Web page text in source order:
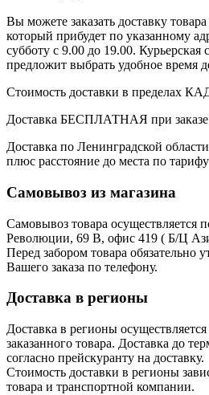
Вы можете заказать доставку
который прибудет по указанному
субботу с 9.00 до 19.00. Курьерская
предложит выбрать удобное время
Стоимость доставки в пределах
Доставка БЕСПЛАТНАЯ при заказе
Доставка по Ленинградской
плюс расстояние до места по
Самовывоз из магазина
Самовывоз товара осуществляется
Революции, 69 В, офис 419 ( Б/Ц
Перед забором товара обязательно
Вашего заказа по телефону.
Доставка в регионы
Доставка в регионы
заказанного товара. Доставка до
согласно прейскуранту на доставку.
Стоимость доставки в регионы
товара и транспортной компании.